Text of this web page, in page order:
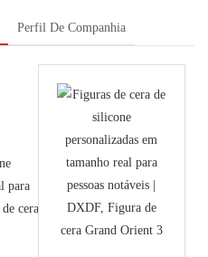
Perfil De Companhia